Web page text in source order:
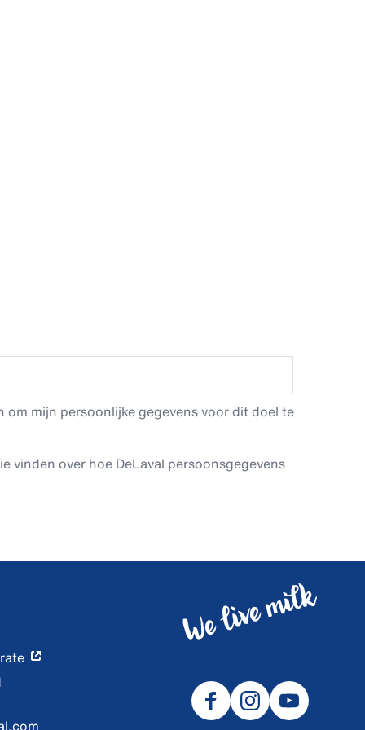
om mijn persoonlijke gegevens voor dit doel te
vinden over hoe DeLaval persoonsgegevens